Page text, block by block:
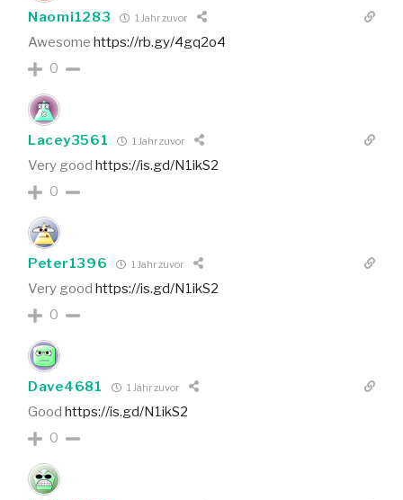
Naomi1283 1 Jahr zuvor
Awesome https://rb.gy/4gq2o4
0
Lacey3561 1 Jahr zuvor
Very good https://is.gd/N1ikS2
0
Peter1396 1 Jahr zuvor
Very good https://is.gd/N1ikS2
0
Dave4681 1 Jahr zuvor
Good https://is.gd/N1ikS2
0